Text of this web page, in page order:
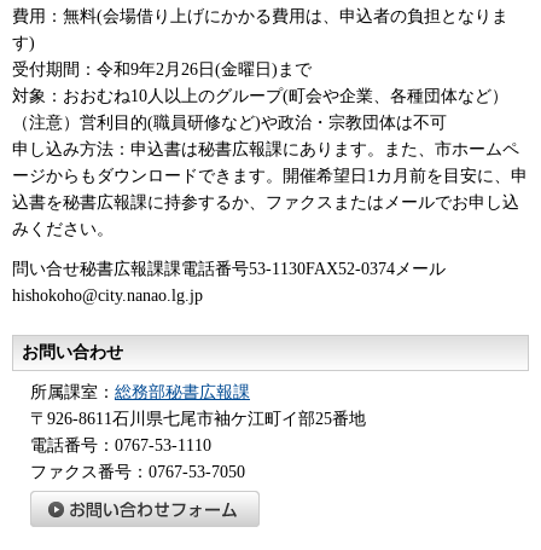
費用：無料(会場借り上げにかかる費用は、申込者の負担となりま
す)
受付期間：令和9年2月26日(金曜日)まで
対象：おおむね10人以上のグループ(町会や企業、各種団体など）
（注意）営利目的(職員研修など)や政治・宗教団体は不可
申し込み方法：申込書は秘書広報課にあります。また、市ホームペ
ージからもダウンロードできます。開催希望日1カ月前を目安に、申
込書を秘書広報課に持参するか、ファクスまたはメールでお申し込
みください。
問い合せ秘書広報課課電話番号53-1130FAX52-0374メール
hishokoho@city.nanao.lg.jp
お問い合わせ
所属課室： 総務部秘書広報課
〒926-8611石川県七尾市袖ケ江町イ部25番地
電話番号：0767-53-1110
ファクス番号：0767-53-7050